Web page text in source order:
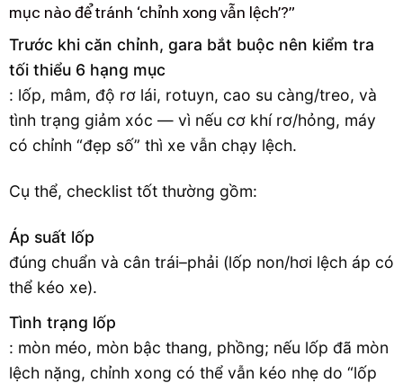
mục nào để tránh ‘chỉnh xong vẫn lệch’?”
Trước khi căn chỉnh, gara bắt buộc nên kiểm tra
tối thiểu 6 hạng mục
: lốp, mâm, độ rơ lái, rotuyn, cao su càng/treo, và
tình trạng giảm xóc — vì nếu cơ khí rơ/hỏng, máy
có chỉnh “đẹp số” thì xe vẫn chạy lệch.
Cụ thể, checklist tốt thường gồm:
Áp suất lốp
đúng chuẩn và cân trái–phải (lốp non/hơi lệch áp có
thể kéo xe).
Tình trạng lốp
: mòn méo, mòn bậc thang, phồng; nếu lốp đã mòn
lệch nặng, chỉnh xong có thể vẫn kéo nhẹ do “lốp